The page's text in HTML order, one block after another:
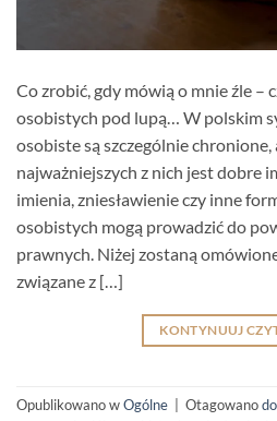
Co zrobić, gdy mówią o mnie źle –
osobistych pod lupą… W polskim
osobiste są szczególnie chronione,
najważniejszych z nich jest dobre
imienia, zniesławienie czy inne
osobistych mogą prowadzić do
prawnych. Niżej zostaną
związane z […]
KONTYNUUJ
Opublikowano wOgólne Otagowano